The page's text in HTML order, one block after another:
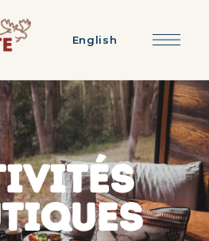
English